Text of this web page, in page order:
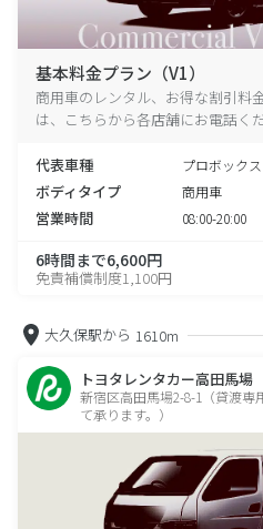
基本料金プラン（V1）
商用車のレンタル、お得な割引料
は、こちらから各店舗にお電話くだ
代表車種 プロボック
ボディタイプ 商用車
営業時間 08:00-20:00
6時間まで6,600円
免責補償制度1,100円
大久保駅から 1610m
トヨタレンタカー高田馬場
新宿区高田馬場2-8-1（貸渡専
て承ります。）